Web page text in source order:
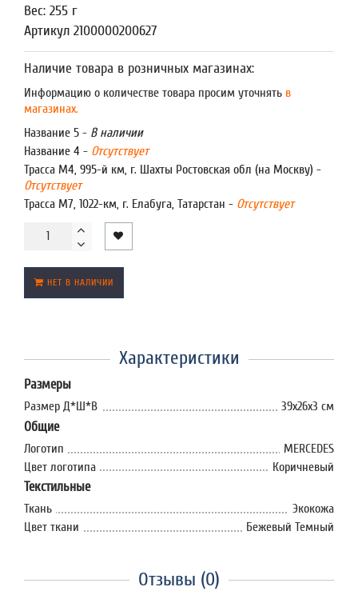
Вес: 255 г
Артикул 2100000200627
Наличие товара в розничных магазинах:
Информацию о количестве товара просим уточнять в
магазинах.
Название 5 - В наличии
Название 4 - Отсутствует
Трасса М4, 995-й км, г. Шахты Ростовская обл (на Москву) -
Отсутствует
Трасса М7, 1022-км, г. Елабуга, Татарстан - Отсутствует
НЕТ В НАЛИЧИИ
Характеристики
Размеры
Размер Д*Ш*В 39x26х3 см
Общие
Логотип
MERCEDES
Цвет логотипа
Коричневый
Текстильные
Ткань
Экокожа
Цвет ткани
Бежевый Темный
Отзывы (0)